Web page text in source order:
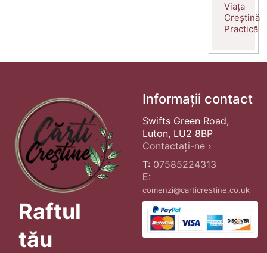
Viața
Creștină
Practică
Raftul
tău
Informații contact
Swifts Green Road,
Luton, LU2 8BP
Contactați-ne ›
T: 07585224313
E:
comenzi@carticrestine.co.uk